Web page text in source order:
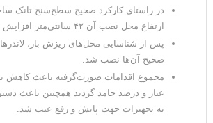
در راستای کارکرد صحیح سطح‌سنج تانک
ارتفاع محل نصب آن ۴۲ سانتی‌متر افزایش پیدا کرد.
پس از شناسایی محل‌های ریزش بار،
صحیح آن‌ها نصب شد.
مجموع اقدامات صورت‌گرفته باعث کاهش
عیار و درصد جامد گردید همچنین باعث
به تجهیزات جهت پایش و رفع عیب شد.